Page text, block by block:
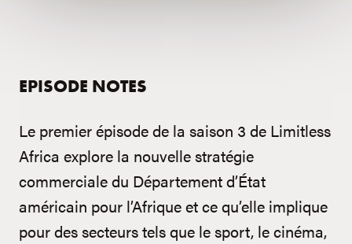
EPISODE NOTES
Le premier épisode de la saison 3 de Limitless
Africa explore la nouvelle stratégie
commerciale du Département d’État
américain pour l’Afrique et ce qu’elle implique
pour des secteurs tels que le sport, le cinéma,